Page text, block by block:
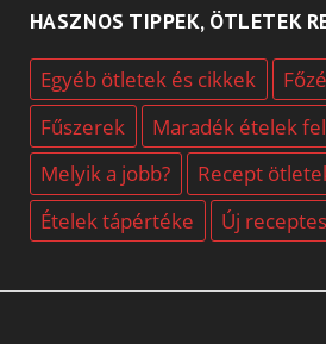
HASZNOS TIPPEK, ÖTLETEK
Egyéb ötletek és cikkek
Fűszerek
Maradék ételek
Melyik a jobb?
Recept
Ételek tápértéke
Új